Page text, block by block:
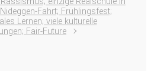
Fahrt; Frühlingsfest;
Lernen; viele kulturelle
Fair-Future